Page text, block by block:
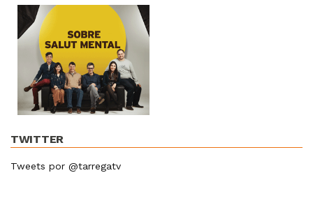
TWITTER
Tweets por @tarregatv